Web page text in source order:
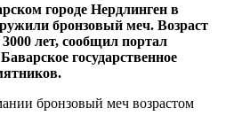
городе Нердлинген в
бронзовый меч. Возраст
3000 лет, сообщил портал
государственное